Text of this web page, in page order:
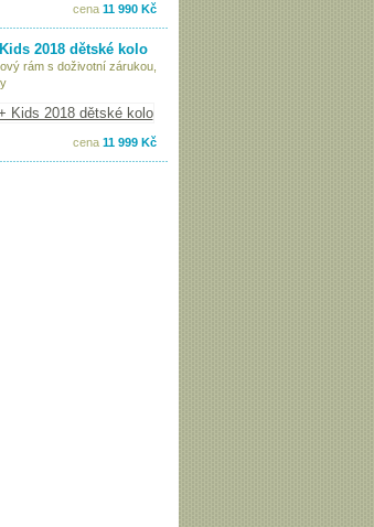
cena 11 990 Kč
2018 dětské kolo
rám s doživotní zárukou,
cena 11 999 Kč